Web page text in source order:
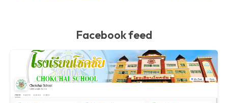
Facebook feed